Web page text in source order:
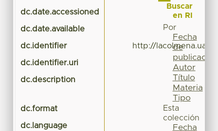
dc.date.accessioned
dc.date.available
dc.identifier http://
dc.identifier.uri
dc.description
dc.format
dc.language
Buscar
en RI
Por
Fecha
de
publicación
Autor
Título
Materia
Tipo
Esta
colección
Fecha